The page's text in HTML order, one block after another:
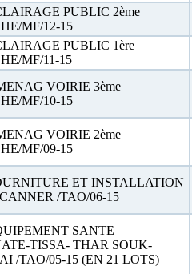
PUBLIC 2ème
MF/12-15
PUBLIC 1ère
MF/11-15
VOIRIE 3ème
MF/10-15
VOIRIE 2ème
MF/09-15
ET INSTALLATION
/TAO/06-15
SANTE
TISSA- THAR SOUK-
/TAO/05-15 (EN 21 LOTS)